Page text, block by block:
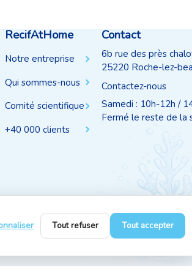
RecifAtHome
Notre entreprise
Qui sommes-nous
Comité scientifique
+40 000 clients
Contact
6b rue des près
25220 Roche-lez-
Contactez-nous
Samedi : 10h-12h /
Fermé le reste de la
Suivez-nous
Tout refuser Tout accepter